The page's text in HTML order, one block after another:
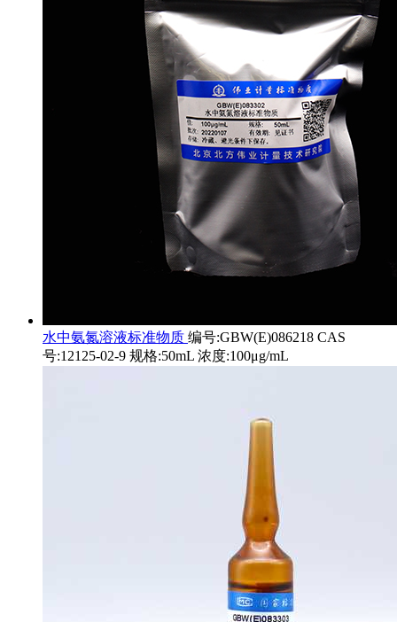
水中氨氮溶液标准物质 编号:GBW(E)086218 CAS
号:12125-02-9 规格:50mL 浓度:100μg/mL